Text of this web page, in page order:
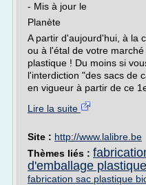
- Mis à jour le
Planète
A partir d'aujourd'hui, à la
ou à l'étal de votre
plastique ! Du moins si
l'interdiction "des sacs de
en vigueur à partir de ce
Lire la suite
Site : http://www.lalibre.be
Thèmes liés :
d'emballage plastique
fabrication sac plastique